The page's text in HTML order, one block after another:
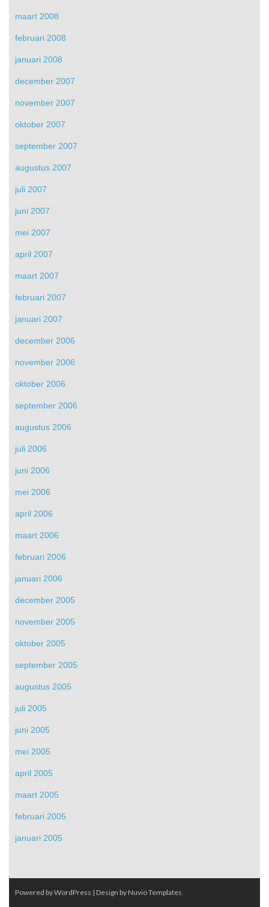
maart 2008
februari 2008
januari 2008
december 2007
november 2007
oktober 2007
september 2007
augustus 2007
juli 2007
juni 2007
mei 2007
april 2007
maart 2007
februari 2007
januari 2007
december 2006
november 2006
oktober 2006
september 2006
augustus 2006
juli 2006
juni 2006
mei 2006
april 2006
maart 2006
februari 2006
januari 2006
december 2005
november 2005
oktober 2005
september 2005
augustus 2005
juli 2005
juni 2005
mei 2005
april 2005
maart 2005
februari 2005
januari 2005
Powered by WordPress | Design by Nuvio Templates